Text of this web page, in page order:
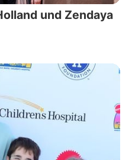
und Zendaya